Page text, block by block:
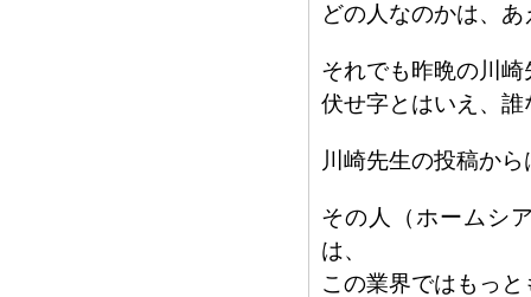
どの人なのかは、
それでも昨晩の川
伏せ字とはいえ、
川崎先生の投稿か
その人（ホームシ
は、
この業界ではもっ